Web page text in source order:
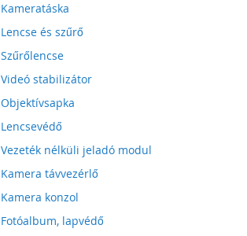
Kameratáska
Lencse és szűrő
Szűrőlencse
Videó stabilizátor
Objektívsapka
Lencsevédő
Vezeték nélküli jeladó modul
Kamera távvezérlő
Kamera konzol
Fotóalbum, lapvédő